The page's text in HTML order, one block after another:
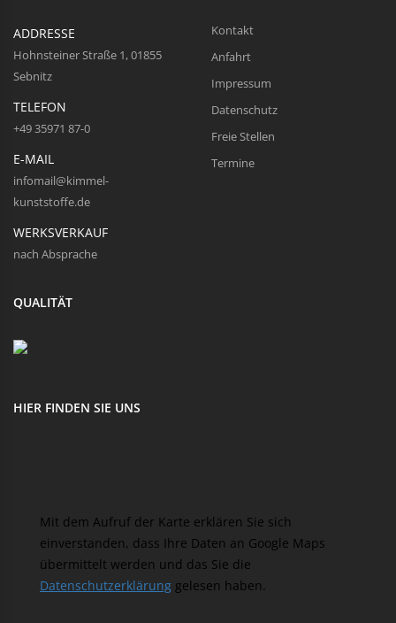
ADDRESSE
Hohnsteiner Straße 1, 01855
Sebnitz
TELEFON
+49 35971 87-0
E-MAIL
infomail@kimmel-
kunststoffe.de
WERKSVERKAUF
nach Absprache
Kontakt
Anfahrt
Impressum
Datenschutz
Freie Stellen
Termine
QUALITÄT
HIER FINDEN SIE UNS
Mit dem Aufruf der Karte erklären Sie sich
einverstanden, dass Ihre Daten an Google Maps
übermittelt werden und das Sie die
Datenschutzerklärung gelesen haben.